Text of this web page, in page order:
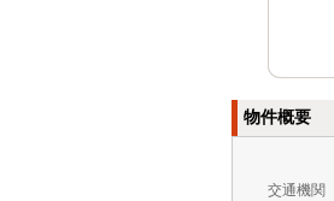
物件概要
交通機関